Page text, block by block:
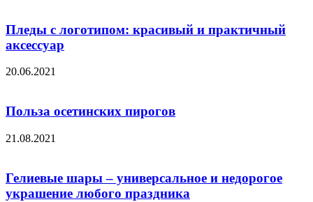
Пледы с логотипом: красивый и практичный
аксессуар
20.06.2021
Польза осетинских пирогов
21.08.2021
Гелиевые шары – универсальное и недорогое
украшение любого праздника